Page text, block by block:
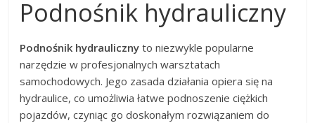
Podnośnik hydrauliczny
Podnośnik hydrauliczny to niezwykle popularne
narzędzie w profesjonalnych warsztatach
samochodowych. Jego zasada działania opiera się na
hydraulice, co umożliwia łatwe podnoszenie ciężkich
pojazdów, czyniąc go doskonałym rozwiązaniem do